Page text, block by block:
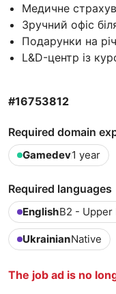
Медичне
Зручний офіс
Подарунки на
L&D-центр із
#16753812
Required domain
Gamedev1 year
Required languages
EnglishB2 - Upper
UkrainianNative
The job ad is no